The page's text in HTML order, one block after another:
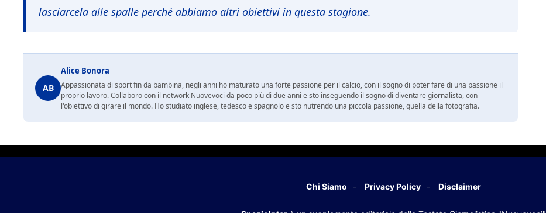
lasciarcela alle spalle perché abbiamo altri obiettivi in questa stagione.
AB
Alice Bonora
Appassionata di sport fin da bambina, negli anni ho maturato una forte passione per il calcio, con il sogno di poter fare di una passione il
proprio lavoro. Collaboro con il network Nuovevoci da poco più di due anni e sto inseguendo il sogno di diventare giornalista, con
l'obiettivo di girare il mondo. Ho studiato inglese, tedesco e spagnolo e sto nutrendo una piccola passione, quella della fotografia.
Chi Siamo Privacy Policy Disclaimer